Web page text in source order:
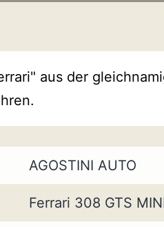
aus der
AGOSTINI AUTO
Ferrari 308 GTS